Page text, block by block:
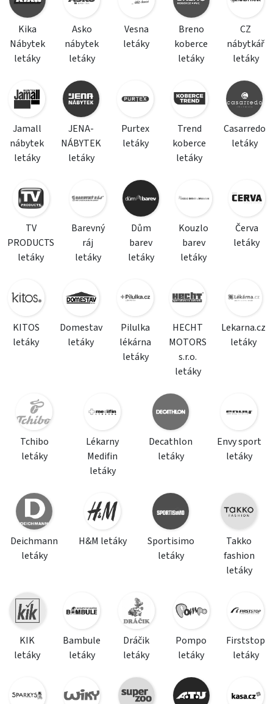
Kika
Nábytek
letáky
Asko
nábytek
letáky
Vesna
letáky
Breno
koberce
letáky
CZ
nábytkář
letáky
Jamall
nábytek
letáky
JENA-
NÁBYTEK
letáky
Purtex
letáky
Trend
koberce
letáky
Casarredo
letáky
TV
PRODUCTS
letáky
Barevný
ráj
letáky
Dům
barev
letáky
Kouzlo
barev
letáky
Červa
letáky
KITOS
letáky
Domestav
letáky
Pilulka
lékárna
letáky
HECHT
MOTORS
s.r.o.
letáky
Lekarna.cz
letáky
Tchibo
letáky
Lékarny
Medifin
letáky
Decathlon
letáky
Envy sport
letáky
Deichmann
letáky
H&M letáky
Sportisimo
letáky
Takko
fashion
letáky
KIK
letáky
Bambule
letáky
Dráčik
letáky
Pompo
letáky
Firststop
letáky